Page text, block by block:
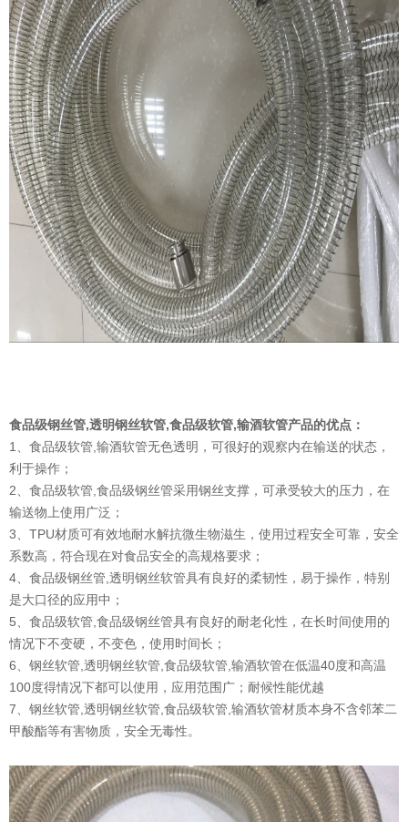
食品级钢丝管,透明钢丝软管,食品级软管,输酒软管产品的优点：
1、食品级软管,输酒软管无色透明，可很好的观察内在输送的状态，
利于操作；
2、食品级软管,食品级钢丝管采用钢丝支撑，可承受较大的压力，在
输送物上使用广泛；
3、TPU材质可有效地耐水解抗微生物滋生，使用过程安全可靠，安全
系数高，符合现在对食品安全的高规格要求；
4、食品级钢丝管,透明钢丝软管具有良好的柔韧性，易于操作，特别
是大口径的应用中；
5、 食品级软管 ,食品级钢丝管具有良好的耐老化性，在长时间使用的
情况下不变硬，不变色，使用时间长；
6、钢丝软管,透明钢丝软管,食品级软管,输酒软管在低温40度和高温
100度得情况下都可以使用，应用范围广；耐候性能优越
7、钢丝软管,透明钢丝软管,食品级软管,输酒软管材质本身不含邻苯二
甲酸酯等有害物质，安全无毒性。